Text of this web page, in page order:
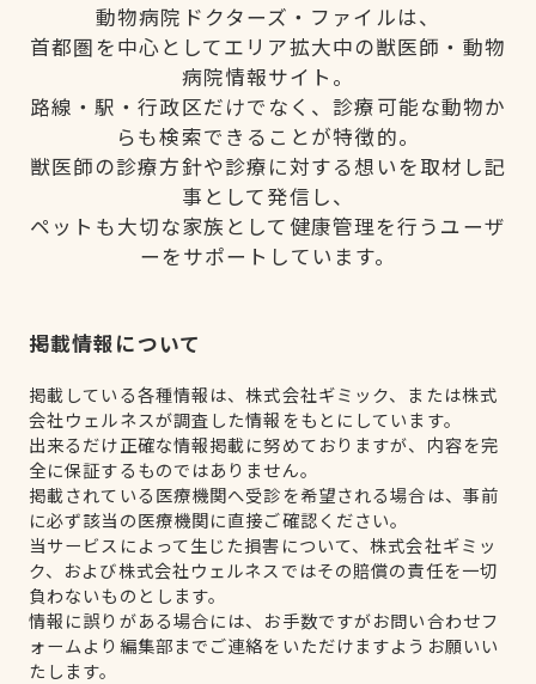
動物病院ドクターズ・ファイルは、
首都圏を中心としてエリア拡大中の獣医師・動物
病院情報サイト。
路線・駅・行政区だけでなく、診療可能な動物か
らも検索できることが特徴的。
獣医師の診療方針や診療に対する想いを取材し記
事として発信し、
ペットも大切な家族として健康管理を行うユーザ
ーをサポートしています。
掲載情報について
掲載している各種情報は、株式会社ギミック、または株式
会社ウェルネスが調査した情報をもとにしています。
出来るだけ正確な情報掲載に努めておりますが、内容を完
全に保証するものではありません。
掲載されている医療機関へ受診を希望される場合は、事前
に必ず該当の医療機関に直接ご確認ください。
当サービスによって生じた損害について、株式会社ギミッ
ク、および株式会社ウェルネスではその賠償の責任を一切
負わないものとします。
情報に誤りがある場合には、お手数ですがお問い合わせフ
ォームより編集部までご連絡をいただけますようお願いい
たします。